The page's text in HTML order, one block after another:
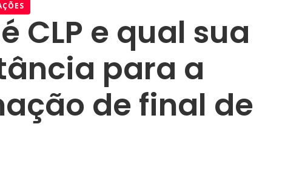
CLP e qual sua
para a
de final de